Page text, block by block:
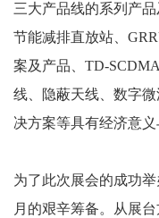
三大产品线的系列产
节能减排直放站、
案及产品、 TD-SCDMA
线、隐蔽天线、数字微
决方案等具有经济意
为了此次展会的成功
月的艰辛筹备。从展